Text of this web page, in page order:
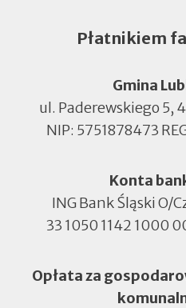
Płatnikiem
Gmina
ul. Paderewskiego 5,
NIP: 5751878473
Konta
ING Bank Śląski O/
33 1050 1142 1000
Opłata za